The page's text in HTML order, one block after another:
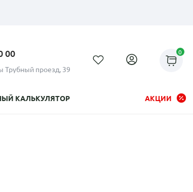
00
проезд, 39
0
КАЛЬКУЛЯТОР АКЦИИ